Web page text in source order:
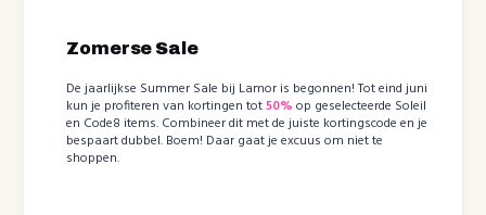
Zomerse Sale
De jaarlijkse Summer Sale bij Lamor is begonnen! Tot eind juni
kun je profiteren van kortingen tot50% op geselecteerde Soleil
en Code8 items. Combineer dit met de juiste kortingscode en je
bespaart dubbel. Boem! Daar gaat je excuus om niet te
shoppen.